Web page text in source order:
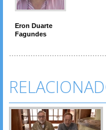
Eron Duarte
Fagundes